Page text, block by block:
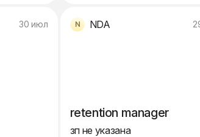
30 июл NDA
retention manager
зп не указана